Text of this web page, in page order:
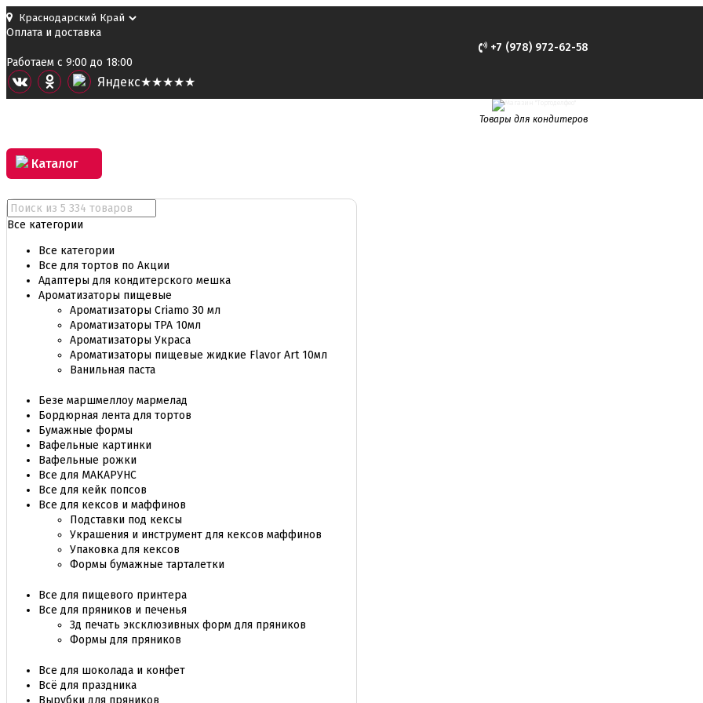
Оплата и доставка
+7 (978) 972-62-58
Работаем с 9:00 до 18:00
Яндекс★★★★★
Товары для кондитеров
Каталог
Все категории
Все категории
Все для тортов по Акции
Адаптеры для кондитерского мешка
Ароматизаторы пищевые
Ароматизаторы Criamo 30 мл
Ароматизаторы TPA 10мл
Ароматизаторы Украса
Ароматизаторы пищевые жидкие Flavor Art 10мл
Ванильная паста
Безе маршмеллоу мармелад
Бордюрная лента для тортов
Бумажные формы
Вафельные картинки
Вафельные рожки
Все для МАКАРУНС
Все для кейк попсов
Все для кексов и маффинов
Подставки под кексы
Украшения и инструмент для кексов маффинов
Упаковка для кексов
Формы бумажные тарталетки
Все для пищевого принтера
Все для пряников и печенья
3д печать эксклюзивных форм для пряников
Формы для пряников
Все для шоколада и конфет
Всё для праздника
Вырубки для пряников